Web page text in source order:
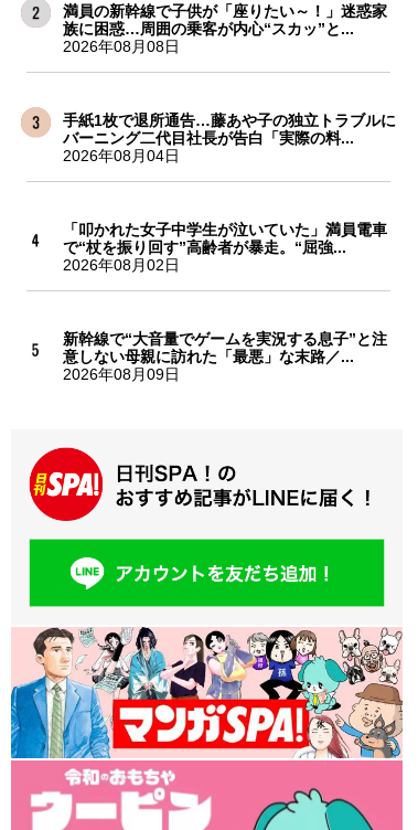
満員の新幹線で子供が「座りたい～！」迷惑家
族に困惑…周囲の乗客が内心“スカッ”と...
2026年08月08日
手紙1枚で退所通告…藤あや子の独立トラブルに
バーニング二代目社長が告白「実際の料...
2026年08月04日
「叩かれた女子中学生が泣いていた」満員電車
で“杖を振り回す”高齢者が暴走。“屈強...
2026年08月02日
新幹線で“大音量でゲームを実況する息子”と注
意しない母親に訪れた「最悪」な末路／...
2026年08月09日